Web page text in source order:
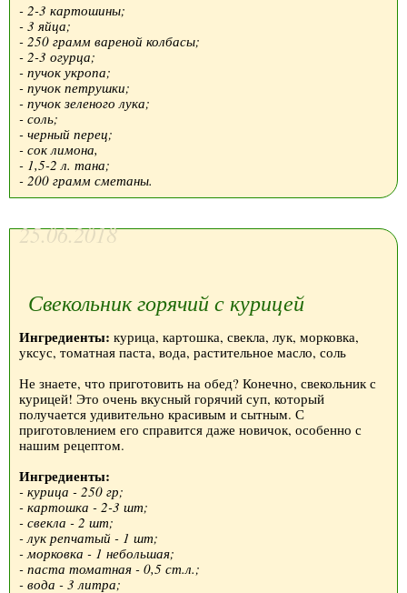
- 2-3 картошины;
- 3 яйца;
- 250 грамм вареной колбасы;
- 2-3 огурца;
- пучок укропа;
- пучок петрушки;
- пучок зеленого лука;
- соль;
- черный перец;
- сок лимона,
- 1,5-2 л. тана;
- 200 грамм сметаны.
25.06.2018
Свекольник горячий с курицей
Ингредиенты: курица, картошка, свекла, лук, морковка,
уксус, томатная паста, вода, растительное масло, соль
Не знаете, что приготовить на обед? Конечно, свекольник с
курицей! Это очень вкусный горячий суп, который
получается удивительно красивым и сытным. С
приготовлением его справится даже новичок, особенно с
нашим рецептом.
Ингредиенты:
- курица - 250 гр;
- картошка - 2-3 шт;
- свекла - 2 шт;
- лук репчатый - 1 шт;
- морковка - 1 небольшая;
- паста томатная - 0,5 ст.л.;
- вода - 3 литра;